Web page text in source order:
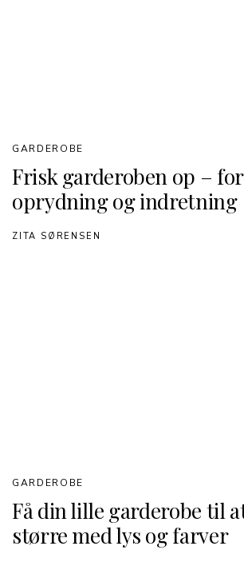
Frisk garderoben op –
oprydning og indretning
GARDEROBE
ZITA SØRENSEN
Få din lille garderobe til
større med lys og farver
GARDEROBE